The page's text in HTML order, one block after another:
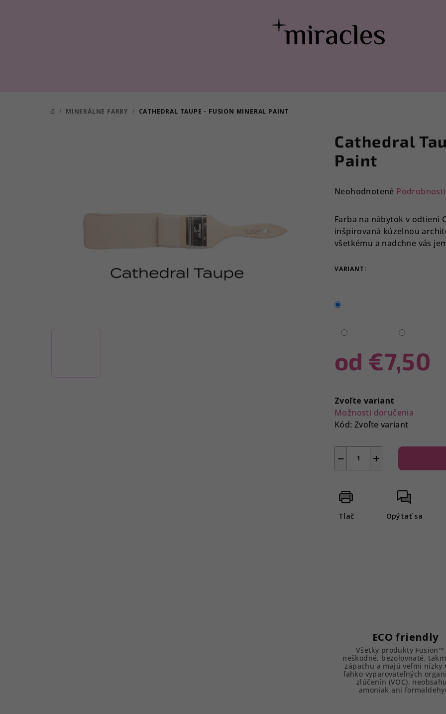
DOMOV
/ MINERÁLNE FARBY / CATHEDRAL TAUPE - FUSION MINERAL PAINT
Cathedral
Paint
Priemerné
produktu
je
0,0
hviezdičiek.
Neohodnotené
Farba na nábytok v odtieni
inšpirovaná kúzelnou
všetkému a nadchne vás
VARIANT:
od €7,50
cena:
Zvoľte variant
Možnosti doručenia
Kód: Zvoľte variant
+
−
Tlač Opýtať sa
ECO friendly
Všetky produkty Fusion™
neškodné, bezolovnaté,
zápachu a majú veľmi nízky
ľahko vyparovateľných
zlúčenín (VOC),
amoniak ani